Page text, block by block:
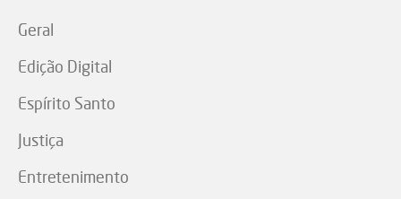
Geral
Edição Digital
Espírito Santo
Justiça
Entretenimento